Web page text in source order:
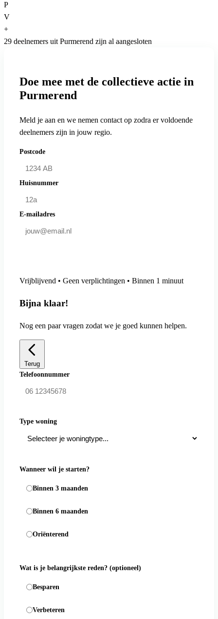
P
V
+
29 deelnemers uit Purmerend zijn al aangesloten
Doe mee met de collectieve actie in
Purmerend
Meld je aan en we nemen contact op zodra er voldoende
deelnemers zijn in jouw regio.
Postcode
Huisnummer
E-mailadres
Vrijblijvend • Geen verplichtingen • Binnen 1 minuut
Bijna klaar!
Nog een paar vragen zodat we je goed kunnen helpen.
Terug
Telefoonnummer
Type woning
Wanneer wil je starten?
Binnen 3 maanden
Binnen 6 maanden
Oriënterend
Wat is je belangrijkste reden? (optioneel)
Besparen
Verbeteren